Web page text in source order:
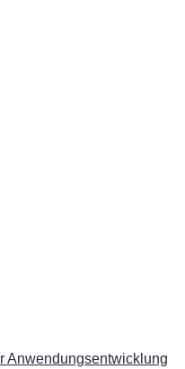
An­wen­dungs­ent­wick­lung